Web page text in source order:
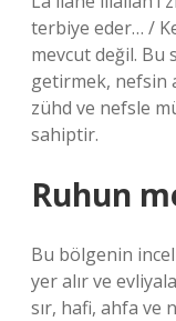
terbiye eder… /
mevcut değil. Bu
getirmek, nefsin
zühd ve nefsle
sahiptir.
Ruhun
Bu bölgenin
yer alır ve
sır, hafi, ahfa ve